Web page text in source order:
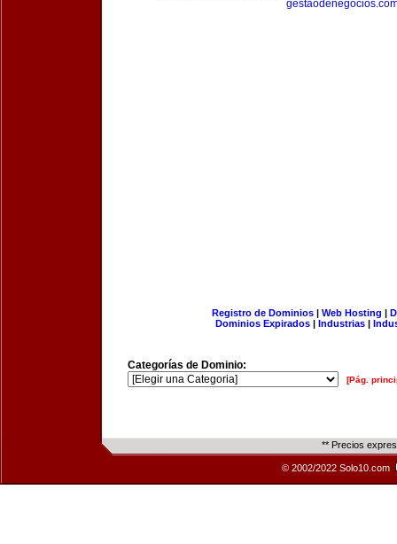
Registro de Dominios| Web Hosting |
Dominios Expirados | Industrias |
Categorías de Dominio:
[Pág.
** Precios
© 2002/2022 Solo10.com